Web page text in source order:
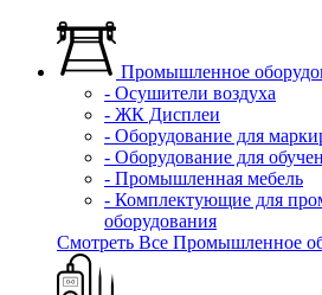
Промышленное
- Осушители воздуха
- ЖК Дисплеи
- Оборудование для
- Оборудование для
- Промышленная мебель
- Комплектующие для
оборудования
Смотреть Все Промышленное